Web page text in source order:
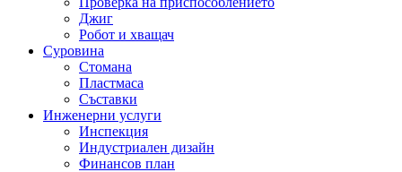
Джиг
Робот и хващач
Суровина
Стомана
Пластмаса
Съставки
Инженерни услуги
Инспекция
Индустриален дизайн
Финансов план